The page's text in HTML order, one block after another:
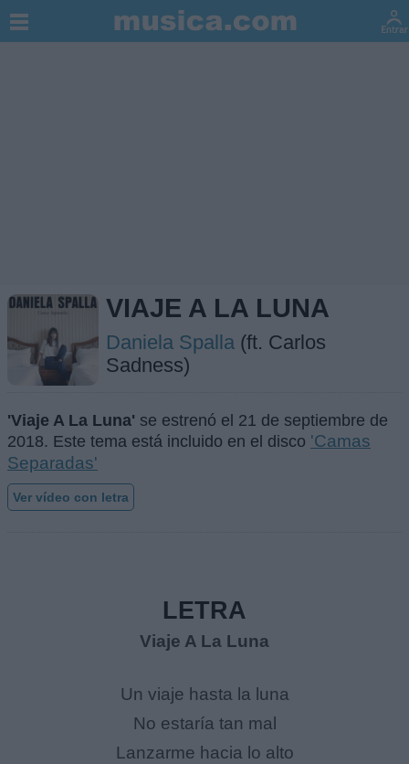
VIAJE A LA LUNA
Daniela Spalla (ft. Carlos
Sadness)
'Viaje A La Luna' se estrenó el 21 de septiembre de
2018. Este tema está incluido en el disco 'Camas
Separadas'
Ver vídeo con letra
LETRA
Viaje A La Luna
Un viaje hasta la luna
No estaría tan mal
Lanzarme hacia lo alto